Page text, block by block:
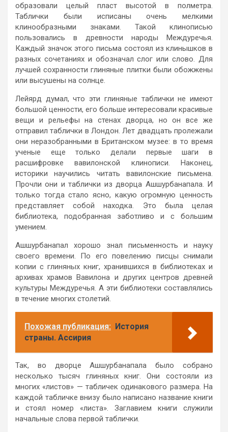
образовали целый пласт высотой в полметра.
Таблички были исписаны очень мелкими
клинообразными знаками. Такой клинописью
пользовались в древности народы Междуречья.
Каждый значок этого письма состоял из клинышков в
разных сочетаниях и обозначал слог или слово. Для
лучшей сохранности глиняные плитки были обожжены
или высушены на солнце.
Лейярд думал, что эти глиняные таблички не имеют
большой ценности, его больше интересовали красивые
вещи и рельефы на стенах дворца, но он все же
отправил таблички в Лондон. Лет двадцать пролежали
они неразобранными в Британском музее: в то время
ученые еще только делали первые шаги в
расшифровке вавилонской клинописи. Наконец,
историки научились читать вавилонские письмена.
Прочли они и таблички из дворца Ашшурбанапала. И
только тогда стало ясно, какую огромную ценность
представляет собой находка. Это была целая
библиотека, подобранная заботливо и с большим
умением.
Ашшурбанапал хорошо знал письменность и науку
своего времени. По его повелению писцы снимали
копии с глиняных книг, хранившихся в библиотеках и
архивах храмов Вавилона и других центров древней
культуры Междуречья. А эти библиотеки составлялись
в течение многих столетий.
Похожая публикация: История
страны. Ассирия
Так, во дворце Ашшурбанапала было собрано
несколько тысяч глиняных книг. Они состояли из
многих «листов» — табличек одинакового размера. На
каждой табличке внизу было написано название книги
и стоял номер «листа». Заглавием книги служили
начальные слова первой таблички.